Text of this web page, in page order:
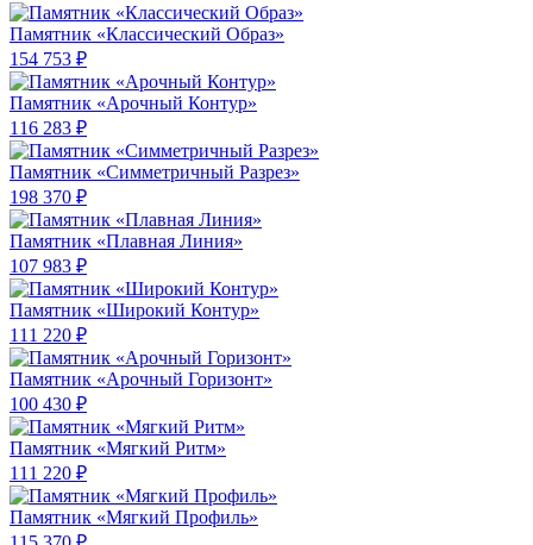
Памятник «Классический Образ»
154 753 ₽
Памятник «Арочный Контур»
116 283 ₽
Памятник «Симметричный Разрез»
198 370 ₽
Памятник «Плавная Линия»
107 983 ₽
Памятник «Широкий Контур»
111 220 ₽
Памятник «Арочный Горизонт»
100 430 ₽
Памятник «Мягкий Ритм»
111 220 ₽
Памятник «Мягкий Профиль»